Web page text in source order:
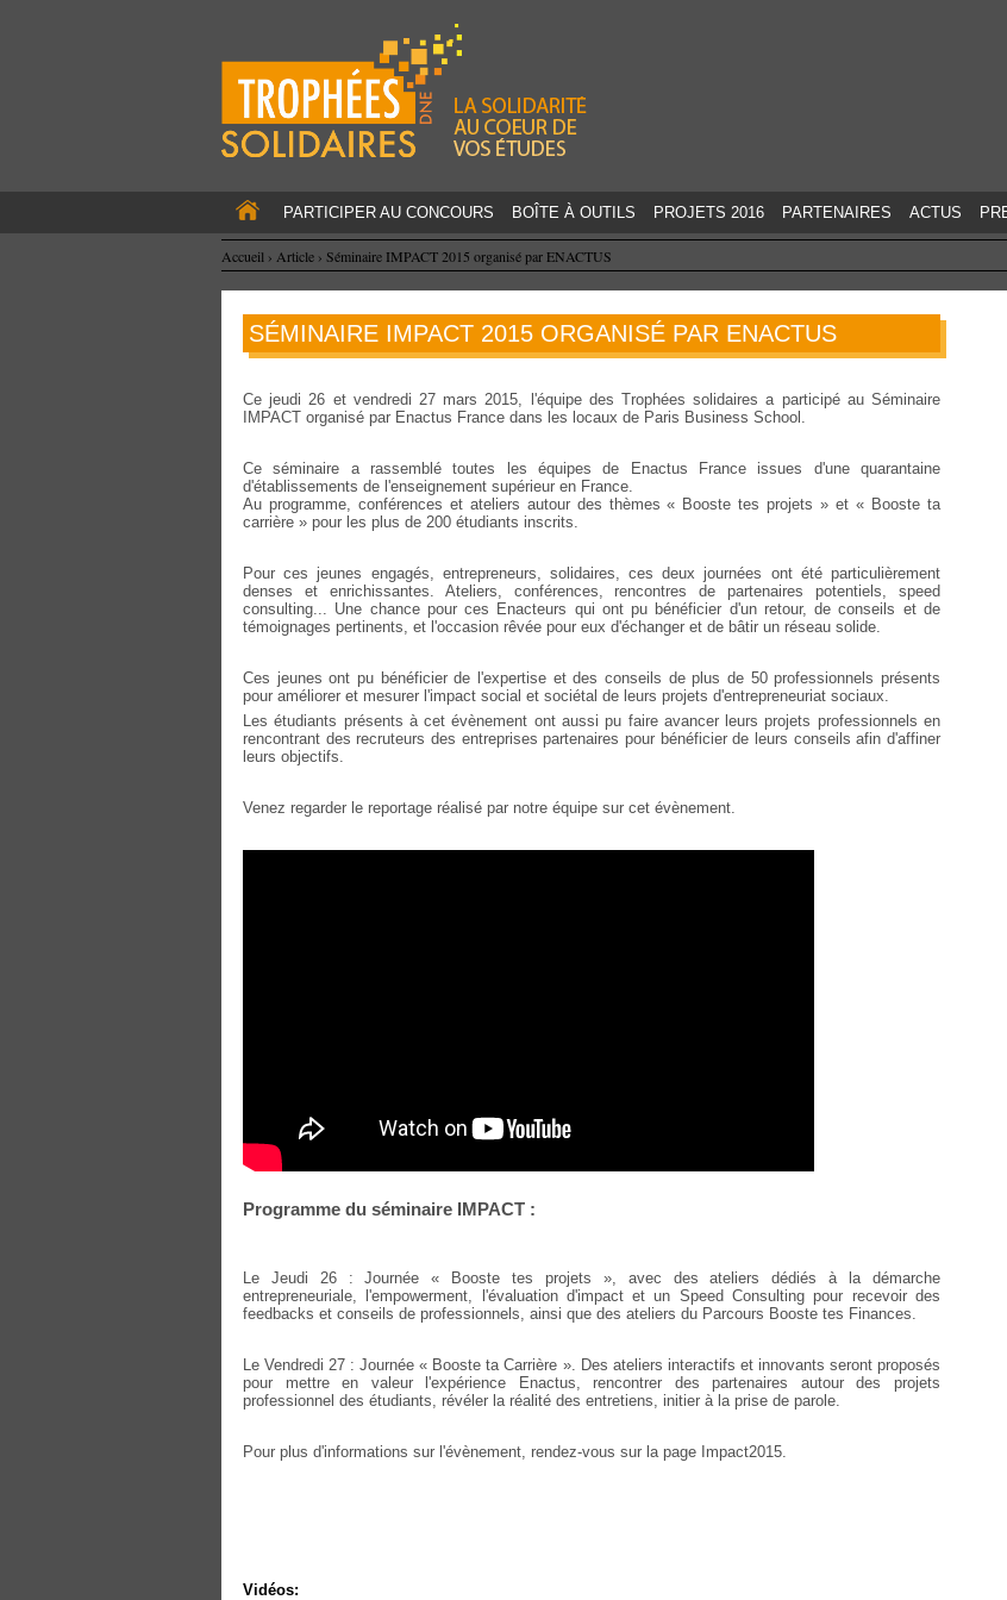
PARTICIPER AU CONCOURS BOÎTE À OUTILS PROJETS 2016 PARTENAIRES ACTUS
Accueil › Article › Séminaire IMPACT 2015 organisé par ENACTUS
SÉMINAIRE IMPACT 2015 ORGANISÉ PAR ENACTUS
Ce jeudi 26 et vendredi 27 mars 2015, l'équipe des Trophées solidaires a participé au Séminaire
IMPACT organisé par Enactus France dans les locaux de Paris Business School.
Ce séminaire a rassemblé toutes les équipes de Enactus France issues d'une quarantaine
d'établissements de l'enseignement supérieur en France.
Au programme, conférences et ateliers autour des thèmes « Booste tes projets » et « Booste ta
carrière » pour les plus de 200 étudiants inscrits.
Pour ces jeunes engagés, entrepreneurs, solidaires, ces deux journées ont été particulièrement
denses et enrichissantes. Ateliers, conférences, rencontres de partenaires potentiels, speed
consulting... Une chance pour ces Enacteurs qui ont pu bénéficier d'un retour, de conseils et de
témoignages pertinents, et l'occasion rêvée pour eux d'échanger et de bâtir un réseau solide.
Ces jeunes ont pu bénéficier de l'expertise et des conseils de plus de 50 professionnels présents
pour améliorer et mesurer l'impact social et sociétal de leurs projets d'entrepreneuriat sociaux.
Les étudiants présents à cet évènement ont aussi pu faire avancer leurs projets professionnels en
rencontrant des recruteurs des entreprises partenaires pour bénéficier de leurs conseils afin d'affiner
leurs objectifs.
Venez regarder le reportage réalisé par notre équipe sur cet évènement.
Programme du séminaire IMPACT :
Le Jeudi 26 : Journée « Booste tes projets », avec des ateliers dédiés à la démarche
entrepreneuriale, l'empowerment, l'évaluation d'impact et un Speed Consulting pour recevoir des
feedbacks et conseils de professionnels, ainsi que des ateliers du Parcours Booste tes Finances.
Le Vendredi 27 : Journée « Booste ta Carrière ». Des ateliers interactifs et innovants seront proposés
pour mettre en valeur l'expérience Enactus, rencontrer des partenaires autour des projets
professionnel des étudiants, révéler la réalité des entretiens, initier à la prise de parole.
Pour plus d'informations sur l'évènement, rendez-vous sur la page Impact2015.
Vidéos: